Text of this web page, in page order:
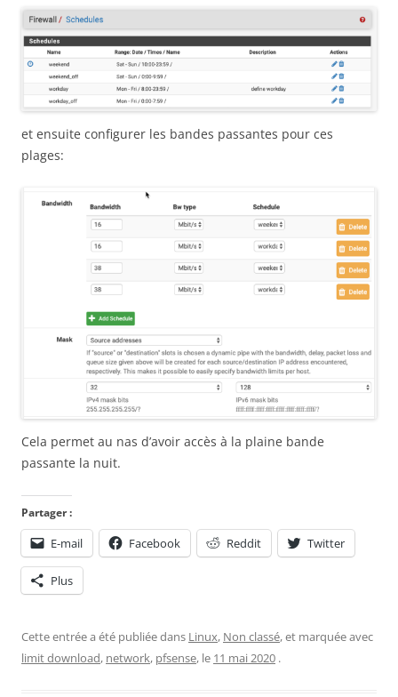
et ensuite configurer les bandes passantes pour ces
plages:
Cela permet au nas d’avoir accès à la plaine bande
passante la nuit.
Partager :
E-mail Facebook Reddit Twitter
Plus
Cette entrée a été publiée dans Linux, Non classé, et marquée avec
limit download, network, pfsense, le 11 mai 2020 .